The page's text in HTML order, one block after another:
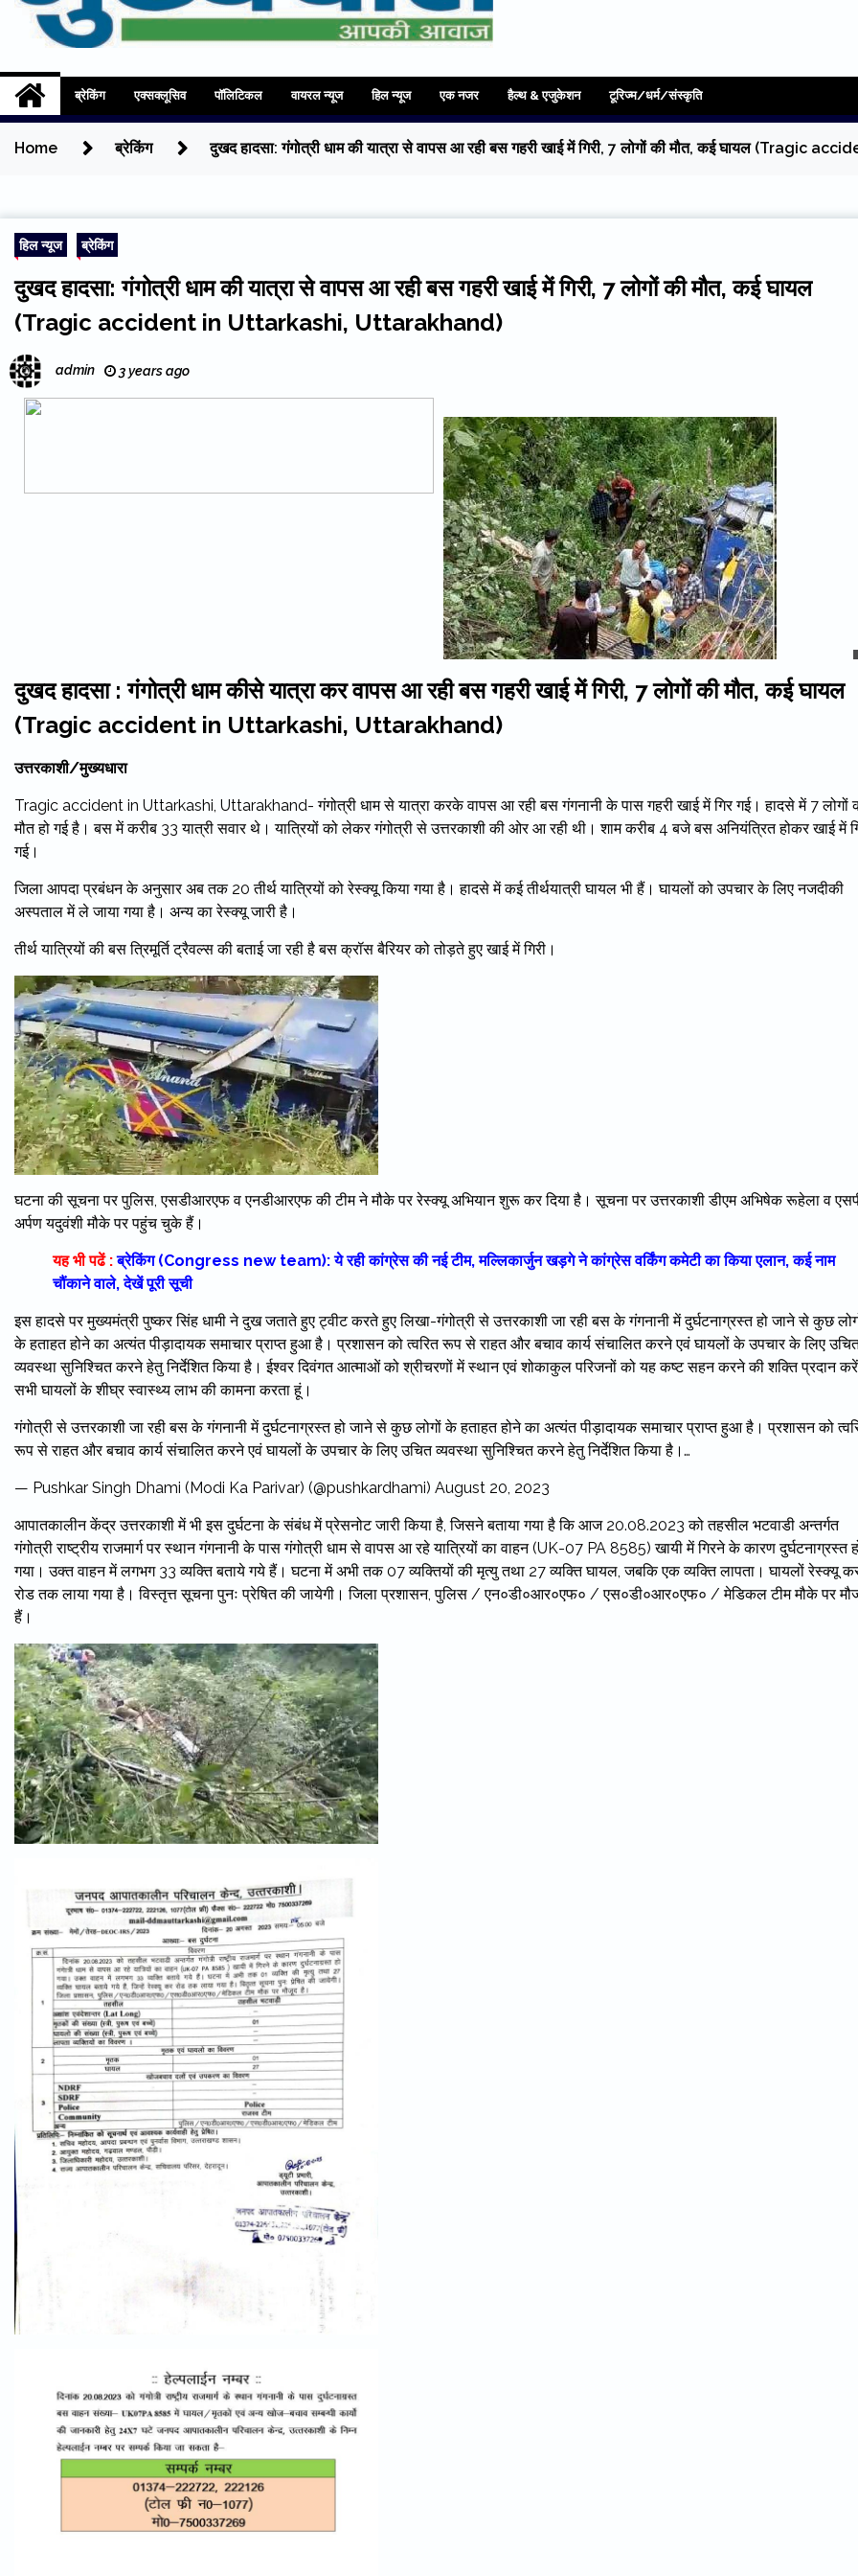
Mukhyadhara
Aapki Aawaz
ब्रेकिंग एक्सक्लूसिव पॉलिटिकल वायरल न्यूज हिल न्यूज एक नजर हैल्थ & एजुकेशन टूरिज्म/धर्म/संस्कृति
Home ब्रेकिंग दुखद हादसा: गंगोत्री धाम की यात्रा से वापस आ रही बस गहरी खाई में गिरी, 7 लोगों की मौत, कई घायल
हिल न्यूज ब्रेकिंग
दुखद हादसा: गंगोत्री धाम की यात्रा से वापस आ रही बस गहरी खाई में गिरी, 7 लोगों की मौत, कई घायल
(Tragic accident in Uttarkashi, Uttarakhand)
admin 3 years ago
दुखद हादसा : गंगोत्री धाम कीसे यात्रा कर वापस आ रही बस गहरी खाई में गिरी, 7 लोगों की मौत, कई घायल
(Tragic accident in Uttarkashi, Uttarakhand)
उत्तरकाशी/मुख्यधारा
Tragic accident in Uttarkashi, Uttarakhand- गंगोत्री धाम से यात्रा करके वापस आ रही बस गंगनानी के पास गहरी खाई में गिर गई। हादसे में 7 लोगों
मौत हो गई है। बस में करीब 33 यात्री सवार थे। यात्रियों को लेकर गंगोत्री से उत्तरकाशी की ओर आ रही थी। शाम करीब 4 बजे बस अनियंत्रित होकर खाई में
गई।
जिला आपदा प्रबंधन के अनुसार अब तक 20 तीर्थ यात्रियों को रेस्क्यू किया गया है। हादसे में कई तीर्थयात्री घायल भी हैं। घायलों को उपचार के लिए नजदीकी
अस्पताल में ले जाया गया है। अन्य का रेस्क्यू जारी है।
तीर्थ यात्रियों की बस त्रिमूर्ति ट्रैवल्स की बताई जा रही है बस क्रॉस बैरियर को तोड़ते हुए खाई में गिरी।
घटना की सूचना पर पुलिस, एसडीआरएफ व एनडीआरएफ की टीम ने मौके पर रेस्क्यू अभियान शुरू कर दिया है। सूचना पर उत्तरकाशी डीएम अभिषेक रूहेला व
अर्पण यदुवंशी मौके पर पहुंच चुके हैं।
यह भी पढें :ब्रेकिंग (Congress new team): ये रही कांग्रेस की नई टीम, मल्लिकार्जुन खड़गे ने कांग्रेस वर्किंग कमेटी का किया एलान, कई नाम
चौंकाने वाले, देखें पूरी सूची
इस हादसे पर मुख्यमंत्री पुष्कर सिंह धामी ने दुख जताते हुए ट्वीट करते हुए लिखा-गंगोत्री से उत्तरकाशी जा रही बस के गंगनानी में दुर्घटनाग्रस्त हो जाने से कुछ
के हताहत होने का अत्यंत पीड़ादायक समाचार प्राप्त हुआ है। प्रशासन को त्वरित रूप से राहत और बचाव कार्य संचालित करने एवं घायलों के उपचार के लिए
व्यवस्था सुनिश्चित करने हेतु निर्देशित किया है। ईश्वर दिवंगत आत्माओं को श्रीचरणों में स्थान एवं शोकाकुल परिजनों को यह कष्ट सहन करने की शक्ति प्रदान
सभी घायलों के शीघ्र स्वास्थ्य लाभ की कामना करता हूं।
गंगोत्री से उत्तरकाशी जा रही बस के गंगनानी में दुर्घटनाग्रस्त हो जाने से कुछ लोगों के हताहत होने का अत्यंत पीड़ादायक समाचार प्राप्त हुआ है। प्रशासन को
रूप से राहत और बचाव कार्य संचालित करने एवं घायलों के उपचार के लिए उचित व्यवस्था सुनिश्चित करने हेतु निर्देशित किया है।…
— Pushkar Singh Dhami (Modi Ka Parivar) (@pushkardhami) August 20, 2023
आपातकालीन केंद्र उत्तरकाशी में भी इस दुर्घटना के संबंध में प्रेसनोट जारी किया है, जिसने बताया गया है कि आज 20.08.2023 को तहसील भटवाडी अन्तर्गत
गंगोत्री राष्ट्रीय राजमार्ग पर स्थान गंगनानी के पास गंगोत्री धाम से वापस आ रहे यात्रियों का वाहन (UK-07 PA 8585) खायी में गिरने के कारण दुर्घटनाग्रस्त
गया। उक्त वाहन में लगभग 33 व्यक्ति बताये गये हैं। घटना में अभी तक 07 व्यक्तियों की मृत्यु तथा 27 व्यक्ति घायल, जबकि एक व्यक्ति लापता। घायलों रेस्क्यू
रोड तक लाया गया है। विस्तृत्त सूचना पुनः प्रेषित की जायेगी। जिला प्रशासन, पुलिस / एन०डी०आर०एफ० / एस०डी०आर०एफ० / मेडिकल टीम मौके पर
हैं।